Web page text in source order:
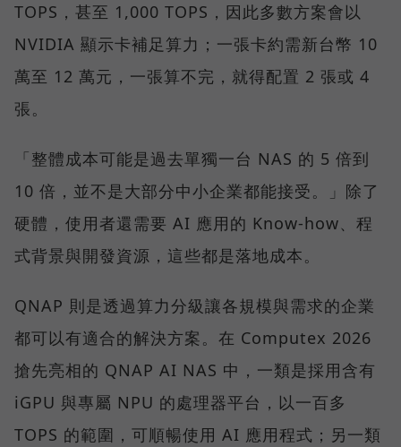
TOPS，甚至 1,000 TOPS，因此多數方案會以
NVIDIA 顯示卡補足算力；一張卡約需新台幣 10
萬至 12 萬元，一張算不完，就得配置 2 張或 4
張。
「整體成本可能是過去單獨一台 NAS 的 5 倍到
10 倍，並不是大部分中小企業都能接受。」除了
硬體，使用者還需要 AI 應用的 Know-how、程
式背景與開發資源，這些都是落地成本。
QNAP 則是透過算力分級讓各規模與需求的企業
都可以有適合的解決方案。在 Computex 2026
搶先亮相的 QNAP AI NAS 中，一類是採用含有
iGPU 與專屬 NPU 的處理器平台，以一百多
TOPS 的範圍，可順暢使用 AI 應用程式；另一類